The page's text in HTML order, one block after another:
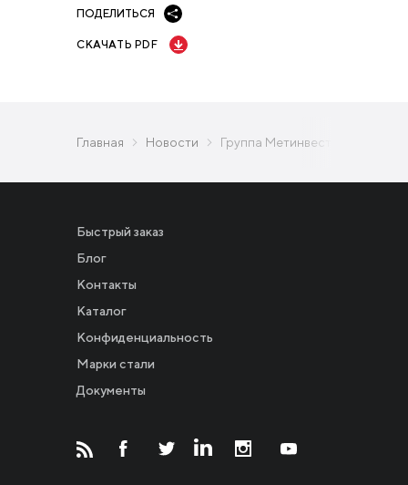
ПОДЕЛИТЬСЯ
СКАЧАТЬ PDF
Главная Новости Группа Метинвест
Быстрый заказ
Блог
Контакты
Каталог
Конфиденциальность
Марки стали
Документы
Новости
Инвесторам